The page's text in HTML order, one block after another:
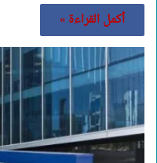
أكمل القراءة »